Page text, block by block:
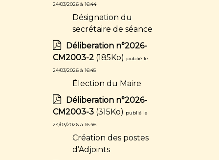
24/03/2026 à 16:44
Désignation du
secrétaire de séance
Déliberation n°2026-
CM2003-2(185Ko) publié le
24/03/2026 à 16:45
Élection du Maire
Déliberation n°2026-
CM2003-3(315Ko) publié le
24/03/2026 à 16:46
Création des postes
d’Adjoints